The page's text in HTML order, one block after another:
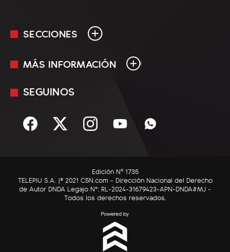
SECCIONES
En Vivo
Sociedad
C5N Autos
RatingCero
MÁS INFORMACIÓN
Mediakit
Términos y condiciones
SEGUINOS
Edición Nº 1735
TELEPIU S.A. |© 2021 C5N.com - Dirección Nacional del Derecho
de Autor DNDA Legajo N°: RL-2024-31679423-APN-DNDA#MJ -
Todos los derechos reservados.